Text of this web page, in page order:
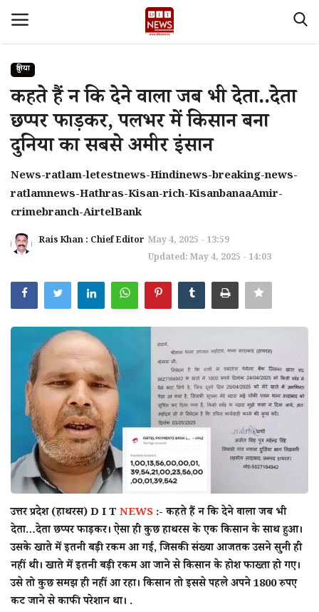
Login
Home
देश
Contact
About Us
Privacy policy
राजनीती
शहर
दुनिया
क्राइम
मनोरंजन
टेक्नोलॉजी
अन्य
दुनिया
कहते हैं न कि देने वाला जब भी देता..देता
छप्पर फाड़कर, पलभर में किसान बना
दुनिया का सबसे अमीर इंसान
News-ratlam-letestnews-Hindinews-breaking-news-
ratlamnews-Hathras-Kisan-rich-KisanbanaaAmir-
crimebranch-AirtelBank
Rais Khan : Chief Editor May 4, 2025 - 13:59
Updated: May 4, 2025 - 14:03
उत्तर प्रदेश (हाथरस)D I T NEWS :-कहते हैं न कि देने वाला जब भी
देता…देता छप्पर फाड़कर। ऐसा ही कुछ हाथरस के एक किसान के साथ हुआ।
उसके खाते में इतनी बड़ी रकम आ गई, जिसकी संख्या आजतक उसने सुनी ही
नहीं थी। खाते में इतनी बड़ी रकम आ जाने से किसान के होश फाख्ता हो गए।
उसे तो कुछ समझ ही नहीं आ रहा। किसान तो इससे पहले अपने 1800 रुपए
कट जाने से काफी परेशान था। .